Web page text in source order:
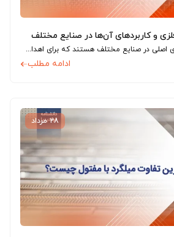
و کاربردهای آن‌ها در صنایع مختلف
توری‌های فلزی یکی از اجزای اصلی در صنایع مختلف هستند که برای اهداف گوناگون از ساخت‌وساز تا صنایع خودروسازی و کشاورزی کاربرد دارند. این توری‌ها...
ادامه مطلب
۲۸ مرداد